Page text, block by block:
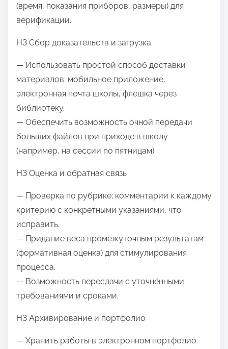
(время, показания приборов, размеры) для
верификации.
H3 Сбор доказательств и загрузка
— Использовать простой способ доставки
материалов: мобильное приложение,
электронная почта школы, флешка через
библиотеку.
— Обеспечить возможность очной передачи
больших файлов при приходе в школу
(например, на сессии по пятницам).
H3 Оценка и обратная связь
— Проверка по рубрике; комментарии к каждому
критерию с конкретными указаниями, что
исправить.
— Придание веса промежуточным результатам
(формативная оценка) для стимулирования
процесса.
— Возможность пересдачи с уточнёнными
требованиями и сроками.
H3 Архивирование и портфолио
— Хранить работы в электронном портфолио